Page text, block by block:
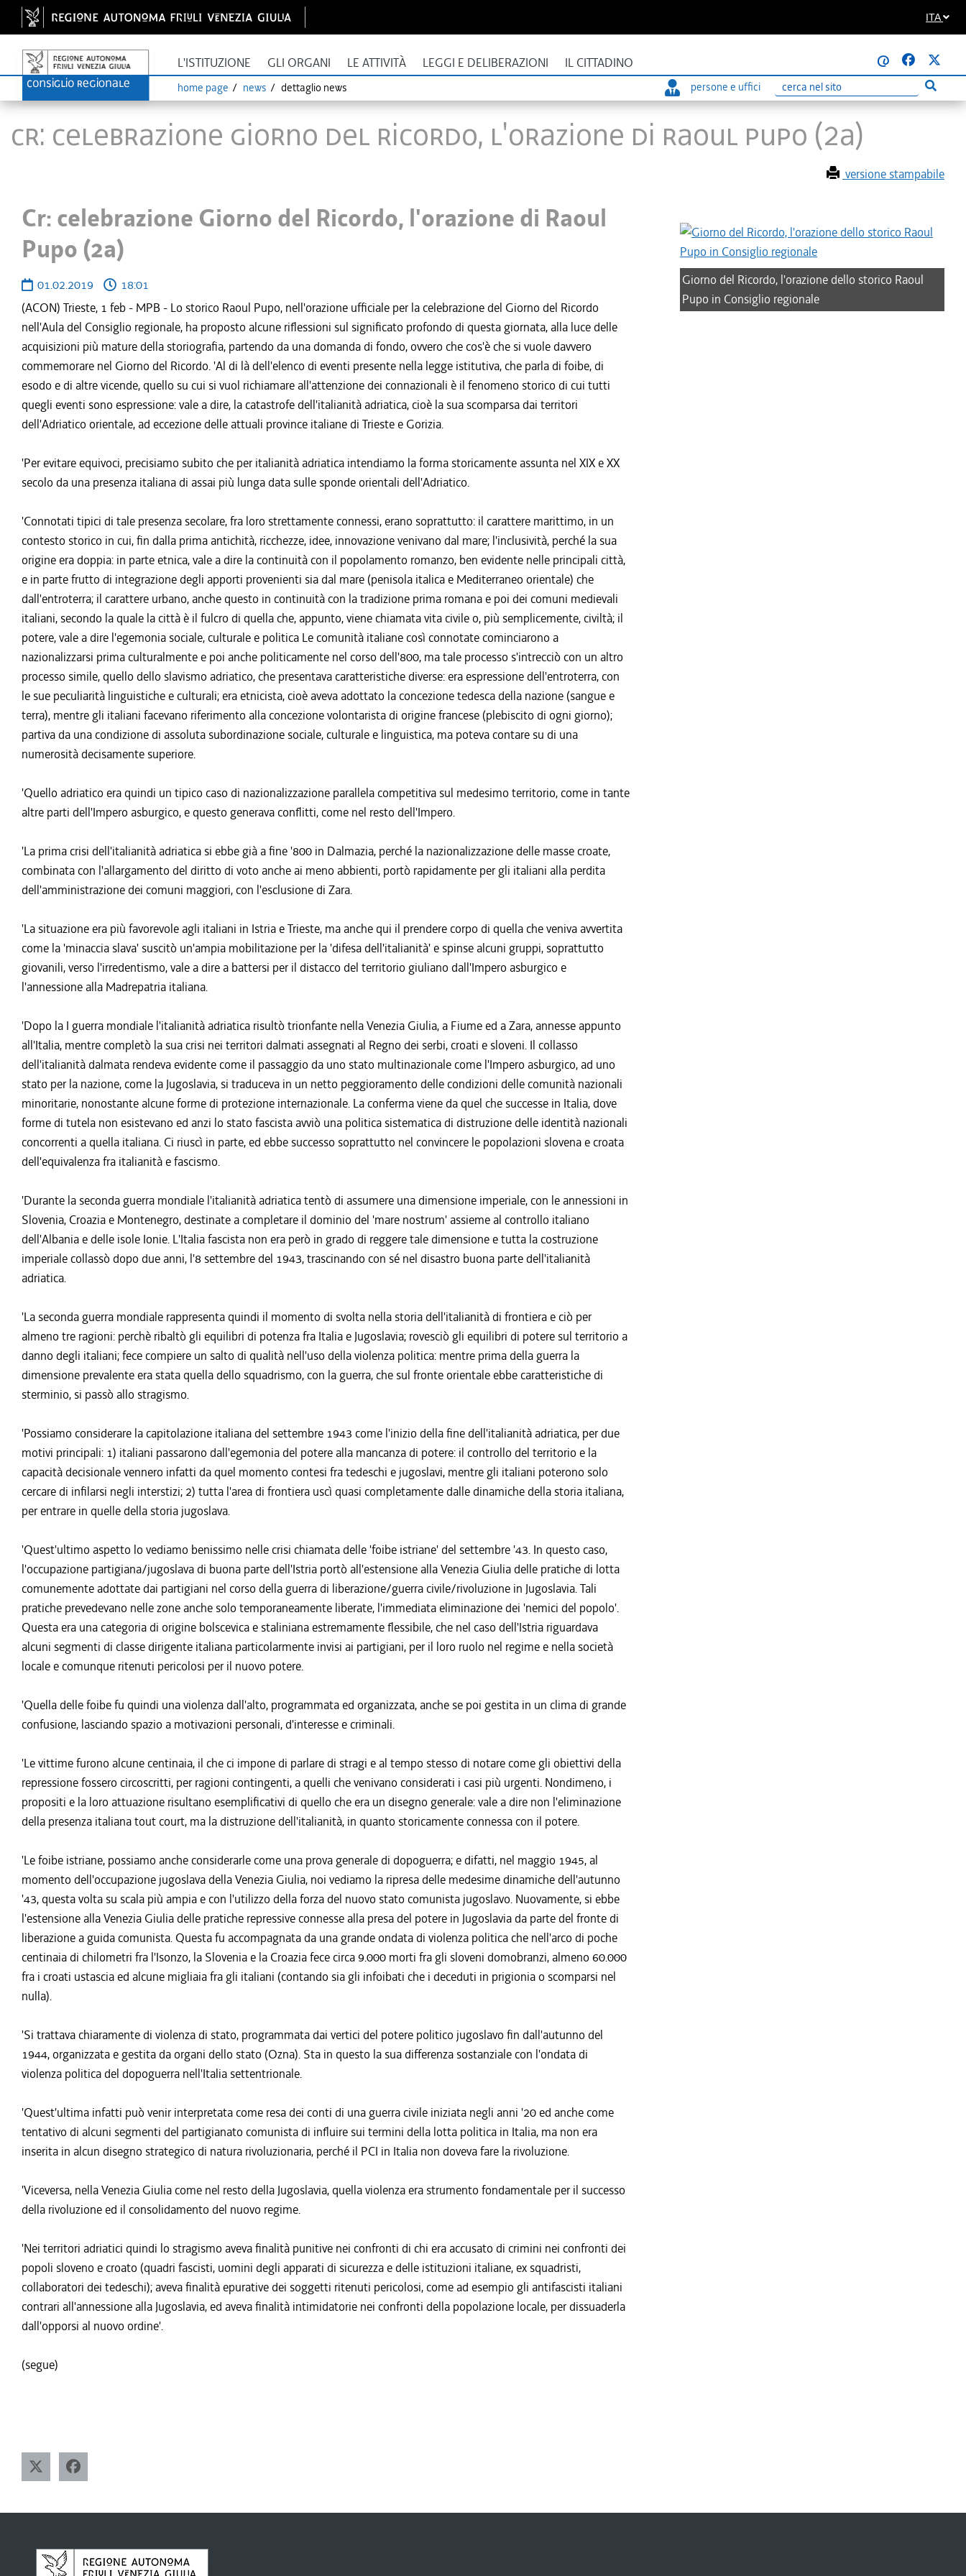
ITA
L'ISTITUZIONE GLI ORGANI LE ATTIVITÀ LEGGI E DELIBERAZIONI IL CITTADINO @
home page news dettaglio news persone e uffici
Ricerca Esegui
Cr: celebrazione Giorno del Ricordo, l'orazione di Raoul Pupo (2a)
versione stampabile
Cr: celebrazione Giorno del Ricordo, l'orazione di Raoul
Pupo (2a)
01.02.2019
18:01
(ACON) Trieste, 1 feb - MPB - Lo storico Raoul Pupo, nell'orazione ufficiale per la celebrazione del Giorno del Ricordo
nell'Aula del Consiglio regionale, ha proposto alcune riflessioni sul significato profondo di questa giornata, alla luce delle
acquisizioni più mature della storiografia, partendo da una domanda di fondo, ovvero che cos'è che si vuole davvero
commemorare nel Giorno del Ricordo. 'Al di là dell'elenco di eventi presente nella legge istitutiva, che parla di foibe, di
esodo e di altre vicende, quello su cui si vuol richiamare all'attenzione dei connazionali è il fenomeno storico di cui tutti
quegli eventi sono espressione: vale a dire, la catastrofe dell'italianità adriatica, cioè la sua scomparsa dai territori
dell'Adriatico orientale, ad eccezione delle attuali province italiane di Trieste e Gorizia.
'Per evitare equivoci, precisiamo subito che per italianità adriatica intendiamo la forma storicamente assunta nel XIX e XX
secolo da una presenza italiana di assai più lunga data sulle sponde orientali dell'Adriatico.
'Connotati tipici di tale presenza secolare, fra loro strettamente connessi, erano soprattutto: il carattere marittimo, in un
contesto storico in cui, fin dalla prima antichità, ricchezze, idee, innovazione venivano dal mare; l'inclusività, perché la sua
origine era doppia: in parte etnica, vale a dire la continuità con il popolamento romanzo, ben evidente nelle principali città,
e in parte frutto di integrazione degli apporti provenienti sia dal mare (penisola italica e Mediterraneo orientale) che
dall'entroterra; il carattere urbano, anche questo in continuità con la tradizione prima romana e poi dei comuni medievali
italiani, secondo la quale la città è il fulcro di quella che, appunto, viene chiamata vita civile o, più semplicemente, civiltà; il
potere, vale a dire l'egemonia sociale, culturale e politica Le comunità italiane così connotate cominciarono a
nazionalizzarsi prima culturalmente e poi anche politicamente nel corso dell'800, ma tale processo s'intrecciò con un altro
processo simile, quello dello slavismo adriatico, che presentava caratteristiche diverse: era espressione dell'entroterra, con
le sue peculiarità linguistiche e culturali; era etnicista, cioè aveva adottato la concezione tedesca della nazione (sangue e
terra), mentre gli italiani facevano riferimento alla concezione volontarista di origine francese (plebiscito di ogni giorno);
partiva da una condizione di assoluta subordinazione sociale, culturale e linguistica, ma poteva contare su di una
numerosità decisamente superiore.
'Quello adriatico era quindi un tipico caso di nazionalizzazione parallela competitiva sul medesimo territorio, come in tante
altre parti dell'Impero asburgico, e questo generava conflitti, come nel resto dell'Impero.
'La prima crisi dell'italianità adriatica si ebbe già a fine '800 in Dalmazia, perché la nazionalizzazione delle masse croate,
combinata con l'allargamento del diritto di voto anche ai meno abbienti, portò rapidamente per gli italiani alla perdita
dell'amministrazione dei comuni maggiori, con l'esclusione di Zara.
'La situazione era più favorevole agli italiani in Istria e Trieste, ma anche qui il prendere corpo di quella che veniva avvertita
come la 'minaccia slava' suscitò un'ampia mobilitazione per la 'difesa dell'italianità' e spinse alcuni gruppi, soprattutto
giovanili, verso l'irredentismo, vale a dire a battersi per il distacco del territorio giuliano dall'Impero asburgico e
l'annessione alla Madrepatria italiana.
'Dopo la I guerra mondiale l'italianità adriatica risultò trionfante nella Venezia Giulia, a Fiume ed a Zara, annesse appunto
all'Italia, mentre completò la sua crisi nei territori dalmati assegnati al Regno dei serbi, croati e sloveni. Il collasso
dell'italianità dalmata rendeva evidente come il passaggio da uno stato multinazionale come l'Impero asburgico, ad uno
stato per la nazione, come la Jugoslavia, si traduceva in un netto peggioramento delle condizioni delle comunità nazionali
minoritarie, nonostante alcune forme di protezione internazionale. La conferma viene da quel che successe in Italia, dove
forme di tutela non esistevano ed anzi lo stato fascista avviò una politica sistematica di distruzione delle identità nazionali
concorrenti a quella italiana. Ci riuscì in parte, ed ebbe successo soprattutto nel convincere le popolazioni slovena e croata
dell'equivalenza fra italianità e fascismo.
'Durante la seconda guerra mondiale l'italianità adriatica tentò di assumere una dimensione imperiale, con le annessioni in
Slovenia, Croazia e Montenegro, destinate a completare il dominio del 'mare nostrum' assieme al controllo italiano
dell'Albania e delle isole Ionie. L'Italia fascista non era però in grado di reggere tale dimensione e tutta la costruzione
imperiale collassò dopo due anni, l'8 settembre del 1943, trascinando con sé nel disastro buona parte dell'italianità
adriatica.
'La seconda guerra mondiale rappresenta quindi il momento di svolta nella storia dell'italianità di frontiera e ciò per
almeno tre ragioni: perchè ribaltò gli equilibri di potenza fra Italia e Jugoslavia; rovesciò gli equilibri di potere sul territorio a
danno degli italiani; fece compiere un salto di qualità nell'uso della violenza politica: mentre prima della guerra la
dimensione prevalente era stata quella dello squadrismo, con la guerra, che sul fronte orientale ebbe caratteristiche di
sterminio, si passò allo stragismo.
'Possiamo considerare la capitolazione italiana del settembre 1943 come l'inizio della fine dell'italianità adriatica, per due
motivi principali: 1) italiani passarono dall'egemonia del potere alla mancanza di potere: il controllo del territorio e la
capacità decisionale vennero infatti da quel momento contesi fra tedeschi e jugoslavi, mentre gli italiani poterono solo
cercare di infilarsi negli interstizi; 2) tutta l'area di frontiera uscì quasi completamente dalle dinamiche della storia italiana,
per entrare in quelle della storia jugoslava.
'Quest'ultimo aspetto lo vediamo benissimo nelle crisi chiamata delle 'foibe istriane' del settembre '43. In questo caso,
l'occupazione partigiana/jugoslava di buona parte dell'Istria portò all'estensione alla Venezia Giulia delle pratiche di lotta
comunemente adottate dai partigiani nel corso della guerra di liberazione/guerra civile/rivoluzione in Jugoslavia. Tali
pratiche prevedevano nelle zone anche solo temporaneamente liberate, l'immediata eliminazione dei 'nemici del popolo'.
Questa era una categoria di origine bolscevica e staliniana estremamente flessibile, che nel caso dell'Istria riguardava
alcuni segmenti di classe dirigente italiana particolarmente invisi ai partigiani, per il loro ruolo nel regime e nella società
locale e comunque ritenuti pericolosi per il nuovo potere.
'Quella delle foibe fu quindi una violenza dall'alto, programmata ed organizzata, anche se poi gestita in un clima di grande
confusione, lasciando spazio a motivazioni personali, d'interesse e criminali.
'Le vittime furono alcune centinaia, il che ci impone di parlare di stragi e al tempo stesso di notare come gli obiettivi della
repressione fossero circoscritti, per ragioni contingenti, a quelli che venivano considerati i casi più urgenti. Nondimeno, i
propositi e la loro attuazione risultano esemplificativi di quello che era un disegno generale: vale a dire non l'eliminazione
della presenza italiana tout court, ma la distruzione dell'italianità, in quanto storicamente connessa con il potere.
'Le foibe istriane, possiamo anche considerarle come una prova generale di dopoguerra; e difatti, nel maggio 1945, al
momento dell'occupazione jugoslava della Venezia Giulia, noi vediamo la ripresa delle medesime dinamiche dell'autunno
'43, questa volta su scala più ampia e con l'utilizzo della forza del nuovo stato comunista jugoslavo. Nuovamente, si ebbe
l'estensione alla Venezia Giulia delle pratiche repressive connesse alla presa del potere in Jugoslavia da parte del fronte di
liberazione a guida comunista. Questa fu accompagnata da una grande ondata di violenza politica che nell'arco di poche
centinaia di chilometri fra l'Isonzo, la Slovenia e la Croazia fece circa 9.000 morti fra gli sloveni domobranzi, almeno 60.000
fra i croati ustascia ed alcune migliaia fra gli italiani (contando sia gli infoibati che i deceduti in prigionia o scomparsi nel
nulla).
'Si trattava chiaramente di violenza di stato, programmata dai vertici del potere politico jugoslavo fin dall'autunno del
1944, organizzata e gestita da organi dello stato (Ozna). Sta in questo la sua differenza sostanziale con l'ondata di
violenza politica del dopoguerra nell'Italia settentrionale.
'Quest'ultima infatti può venir interpretata come resa dei conti di una guerra civile iniziata negli anni '20 ed anche come
tentativo di alcuni segmenti del partigianato comunista di influire sui termini della lotta politica in Italia, ma non era
inserita in alcun disegno strategico di natura rivoluzionaria, perché il PCI in Italia non doveva fare la rivoluzione.
'Viceversa, nella Venezia Giulia come nel resto della Jugoslavia, quella violenza era strumento fondamentale per il successo
della rivoluzione ed il consolidamento del nuovo regime.
'Nei territori adriatici quindi lo stragismo aveva finalità punitive nei confronti di chi era accusato di crimini nei confronti dei
popoli sloveno e croato (quadri fascisti, uomini degli apparati di sicurezza e delle istituzioni italiane, ex squadristi,
collaboratori dei tedeschi); aveva finalità epurative dei soggetti ritenuti pericolosi, come ad esempio gli antifascisti italiani
contrari all'annessione alla Jugoslavia, ed aveva finalità intimidatorie nei confronti della popolazione locale, per dissuaderla
dall'opporsi al nuovo ordine'.
(segue)
Giorno del Ricordo, l'orazione dello storico Raoul
Pupo in Consiglio regionale